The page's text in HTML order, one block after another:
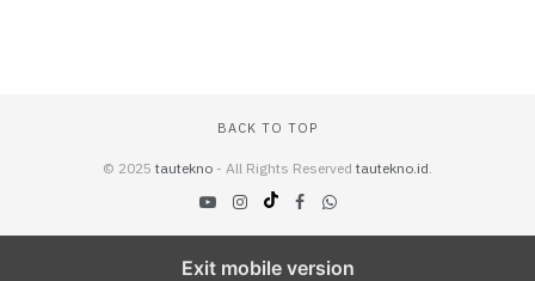
BACK TO TOP
© 2025 tautekno - All Rights Reserved tautekno.id.
Exit mobile version